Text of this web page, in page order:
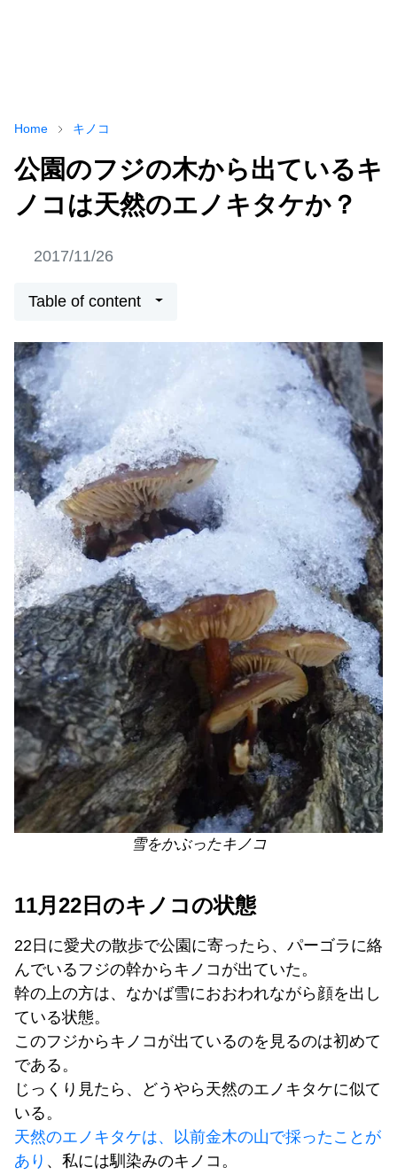
Home キノコ
公園のフジの木から出ているキ
ノコは天然のエノキタケか？
2017/11/26
Table of content
雪をかぶったキノコ
11月22日のキノコの状態
22日に愛犬の散歩で公園に寄ったら、パーゴラに絡
んでいるフジの幹からキノコが出ていた。
幹の上の方は、なかば雪におおわれながら顔を出し
ている状態。
このフジからキノコが出ているのを見るのは初めて
である。
じっくり見たら、どうやら天然のエノキタケに似て
いる。
天然のエノキタケは、以前金木の山で採ったことが
あり 、私には馴染みのキノコ。